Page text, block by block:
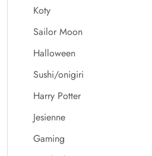
Koty
Sailor Moon
Halloween
Sushi/onigiri
Harry Potter
Jesienne
Gaming